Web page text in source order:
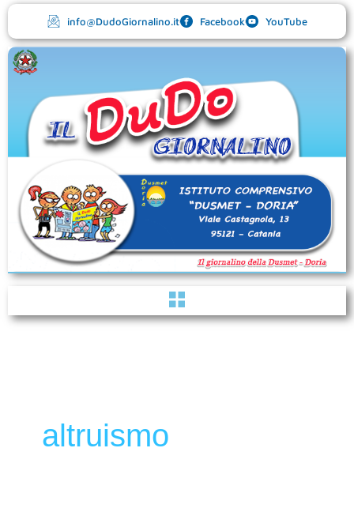
contenuto
info@DudoGiornalino.it Facebook YouTube
Menu
altruismo